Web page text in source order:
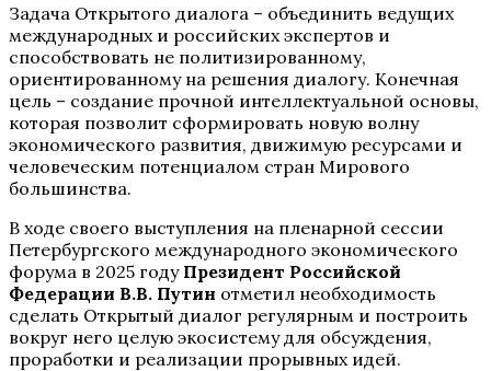
Задача Открытого диалога – объединить ведущих
международных и российских экспертов и
способствовать не политизированному,
ориентированному на решения диалогу. Конечная
цель – создание прочной интеллектуальной основы,
которая позволит сформировать новую волну
экономического развития, движимую ресурсами и
человеческим потенциалом стран Мирового
большинства.
В ходе своего выступления на пленарной сессии
Петербургского международного экономического
форума в 2025 году Президент Российской
Федерации В.В. Путин отметил необходимость
сделать Открытый диалог регулярным и построить
вокруг него целую экосистему для обсуждения,
проработки и реализации прорывных идей.